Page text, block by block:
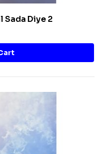
Diye 2